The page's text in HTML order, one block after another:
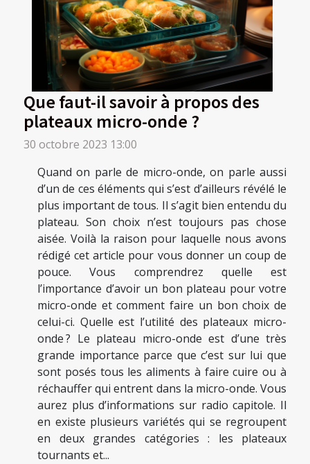
Que faut-il savoir à propos des
plateaux micro-onde ?
30 octobre 2023 13:00
Quand on parle de micro-onde, on parle aussi
d’un de ces éléments qui s’est d’ailleurs révélé le
plus important de tous. Il s’agit bien entendu du
plateau. Son choix n’est toujours pas chose
aisée. Voilà la raison pour laquelle nous avons
rédigé cet article pour vous donner un coup de
pouce. Vous comprendrez quelle est
l’importance d’avoir un bon plateau pour votre
micro-onde et comment faire un bon choix de
celui-ci. Quelle est l’utilité des plateaux micro-
onde ? Le plateau micro-onde est d’une très
grande importance parce que c’est sur lui que
sont posés tous les aliments à faire cuire ou à
réchauffer qui entrent dans la micro-onde. Vous
aurez plus d’informations sur radio capitole. Il
en existe plusieurs variétés qui se regroupent
en deux grandes catégories : les plateaux
tournants et...